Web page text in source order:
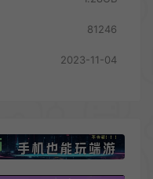
81246
2023-11-04